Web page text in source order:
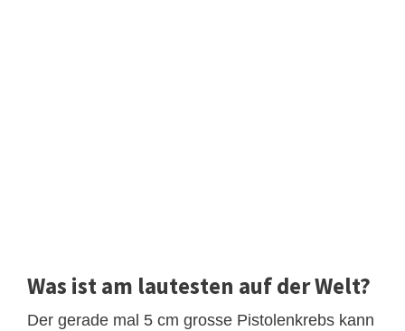
Was ist am lautesten auf der Welt?
Der gerade mal 5 cm grosse Pistolenkrebs kann